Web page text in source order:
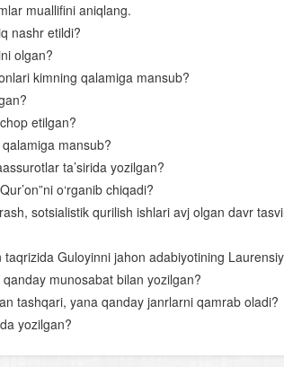
“Rustamxon” dostoni
Ahmad Yassaviy
O‘rta Osiyoning qomusiy olimlari
Nosiriddin Burhoniddin o‘g‘li Rabg‘uziy
Lutfiy
Sakkokiy
“Xamsa”chilik tarixidan
Alisher Navoiy lirikasi
Navoiyning “Xamsa” asari
muallifini aniqlang.
nashr etildi?
olgan?
kimning qalamiga mansub?
etilgan?
qalamiga mansub?
ta’sirida yozilgan?
o‘rganib chiqadi?
sotsialistik qurilish ishlari avj olgan davr
Guloyinni jahon adabiyotining
qanday munosabat bilan yozilgan?
tashqari, yana qanday janrlarni qamrab oladi?
yozilgan?